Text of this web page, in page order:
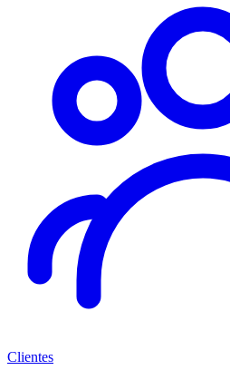
Clientes